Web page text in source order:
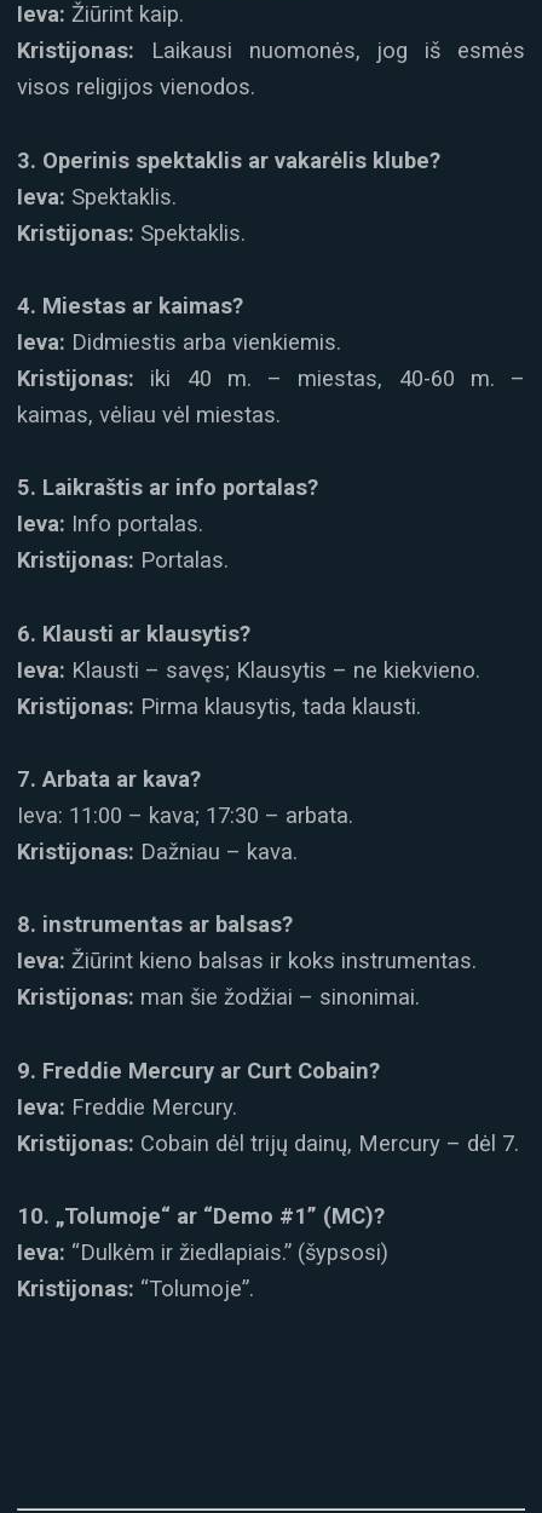
Ieva: Žiūrint kaip.
Kristijonas: Laikausi nuomonės, jog iš esmės
visos religijos vienodos.
3. Operinis spektaklis ar vakarėlis klube?
Ieva: Spektaklis.
Kristijonas: Spektaklis.
4. Miestas ar kaimas?
Ieva: Didmiestis arba vienkiemis.
Kristijonas: iki 40 m. – miestas, 40-60 m. –
kaimas, vėliau vėl miestas.
5. Laikraštis ar info portalas?
Ieva: Info portalas.
Kristijonas: Portalas.
6. Klausti ar klausytis?
Ieva: Klausti – savęs; Klausytis – ne kiekvieno.
Kristijonas: Pirma klausytis, tada klausti.
7. Arbata ar kava?
Ieva: 11:00 – kava; 17:30 – arbata.
Kristijonas: Dažniau – kava.
8. instrumentas ar balsas?
Ieva: Žiūrint kieno balsas ir koks instrumentas.
Kristijonas: man šie žodžiai – sinonimai.
9. Freddie Mercury ar Curt Cobain?
Ieva: Freddie Mercury.
Kristijonas: Cobain dėl trijų dainų, Mercury – dėl 7.
10. „Tolumoje“ ar “Demo #1” (MC)?
Ieva: “Dulkėm ir žiedlapiais.” (šypsosi)
Kristijonas: “Tolumoje”.